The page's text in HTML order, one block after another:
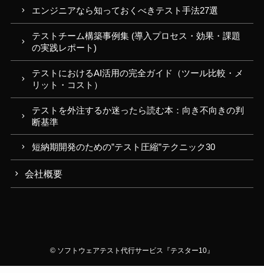
エンジニアなら知っておくべきテスト手法27選
テストチーム構築事例集 (導入プロセス・効果・課題
の実践レポート)
テストにおけるAI活用の完全ガイド（ツール比較・メ
リット・コスト）
テストを外注するか迷ったら読む本：向き不向きの判
断基準
短納期開発のための”テスト圧縮”テクニック30
会社概要
© ソフトウェアテスト代行サービス『テスター10』